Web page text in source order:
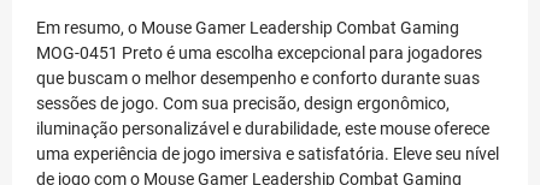
Em resumo, o Mouse Gamer Leadership Combat Gaming
MOG-0451 Preto é uma escolha excepcional para jogadores
que buscam o melhor desempenho e conforto durante suas
sessões de jogo. Com sua precisão, design ergonômico,
iluminação personalizável e durabilidade, este mouse oferece
uma experiência de jogo imersiva e satisfatória. Eleve seu nível
de jogo com o Mouse Gamer Leadership Combat Gaming